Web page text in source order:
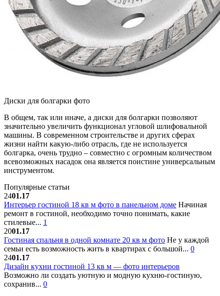
Диски для болгарки фото
В общем, так или иначе, а диски для болгарки позволяют
значительно увеличить функционал угловой шлифовальной
машины. В современном строительстве и других сферах
жизни найти какую-либо отрасль, где не используется
болгарка, очень трудно – совместно с огромным количеством
всевозможных насадок она является поистине универсальным
инструментом.
Популярные статьи
2401.17
Интерьер гостиной 18 кв м фото в панельном доме Начиная
ремонт в гостиной, необходимо точно понимать, какие
стилевые... 1
2001.17
Гостиная спальня в одной комнате 20 кв м фото Не у каждой
семьи есть возможность жить в квартирах с большой... 0
2401.17
Дизайн кухни гостиной 13 кв м — фото интерьеров
Возможно ли создать уютную и модную кухню-гостиную,
сохранив... 0